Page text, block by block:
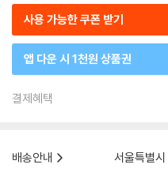
사용 가능한 쿠폰 받기
앱 다운 시 1천원 상품권
결제혜택
배송안내
서울특별